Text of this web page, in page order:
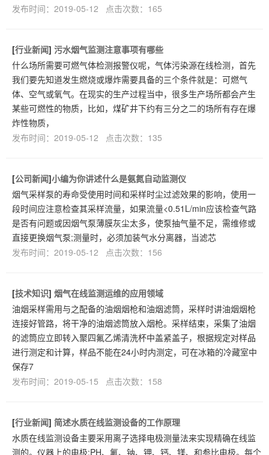
发布时间：2019-05-12 点击次数：165
[行业新闻] 污水烟气监测注意事项有哪些
什么场所需要可燃气体检测报警仪呢，气体污染源在线检测，首先
我们要先知道发生燃烧或爆炸需要具备的三个条件就是：可燃气
体、空气或氧气。在现实的生产过程当中，很多生产场所都会产生
某些可燃性的物质，比如，煤矿井下约有三分之二的场所有存在爆
炸性物质，
发布时间：2019-05-12 点击次数：135
[公司新闻]​小编为你讲述什么是氨氮自动监测仪
烟气采样泵的寿命受使用时间和采样时尘过滤效果的影响，使用一
段时间应注意检查其采样流量，如果流量<0.51L/min应该检查气路
是否有问题或因烟气泵薄膜灰尘太多，使泵抽气量不足，需维修或
直接更换烟气泵;测量时，必须加装气水分离器，当滤芯
发布时间：2019-05-12 点击次数：156
[技术知识] 烟气在线监测运维的应用领域
油烟采样需用与之配备的油烟烟枪和油烟滤筒，采样时讲油烟烟枪
连接好管路，将干净的油烟滤筒放入烟枪。采样结束，采集了油烟
的滤筒应立即转入聚四氟乙烯清洗杯中盖紧盖子，根据规定对样品
进行测定和计算，样品不能在24小时内测定，可在冰箱的冷藏室中
保存7
发布时间：2019-05-15 点击次数：158
[行业新闻] 简述水质在线监测设备的工作原理
水质在线监测设备主要采用离子选择电极测量法来实现精确在线监
测的。仪器上的电极:PH、氟、钠、钾、钙、镁、和参比电极。每个